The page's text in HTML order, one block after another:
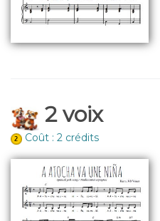
2 voix
Coût : 2 crédits